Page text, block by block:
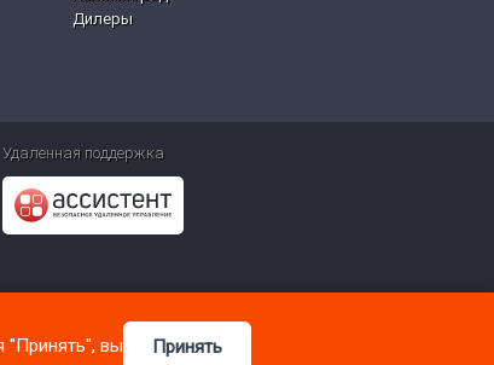
Дилеры
Удаленная поддержка
"Принять", вы
Принять